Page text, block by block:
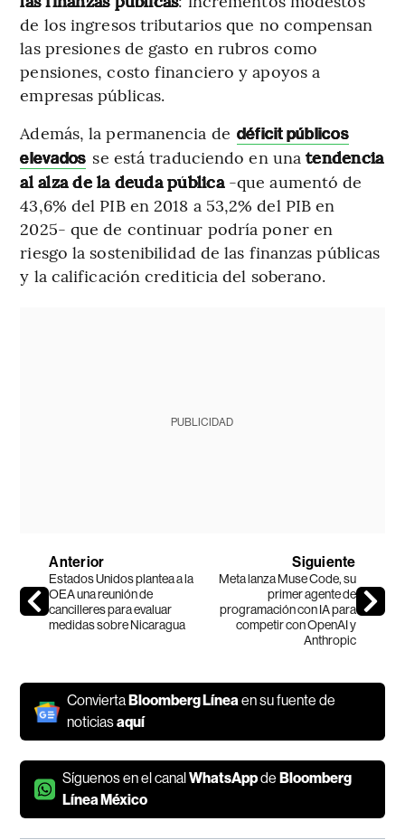
de los ingresos tributarios que no compensan
las presiones de gasto en rubros como
pensiones, costo financiero y apoyos a
empresas públicas.
Además, la permanencia de déficit públicos
elevados se está traduciendo en unatendencia
al alza de la deuda pública-que aumentó de
43,6% del PIB en 2018 a 53,2% del PIB en
2025- que de continuar podría poner en
riesgo la sostenibilidad de las finanzas públicas
y la calificación crediticia del soberano.
PUBLICIDAD
Anterior
Estados Unidos plantea a la
OEA una reunión de
cancilleres para evaluar
medidas sobre Nicaragua
Siguiente
Meta lanza Muse Code, su
primer agente de
programación con IA para
competir con OpenAI y
Anthropic
Convierta Bloomberg Líneaen su fuente de
noticiasaquí
Síguenos en el canalWhatsAppde Bloomberg
Línea México